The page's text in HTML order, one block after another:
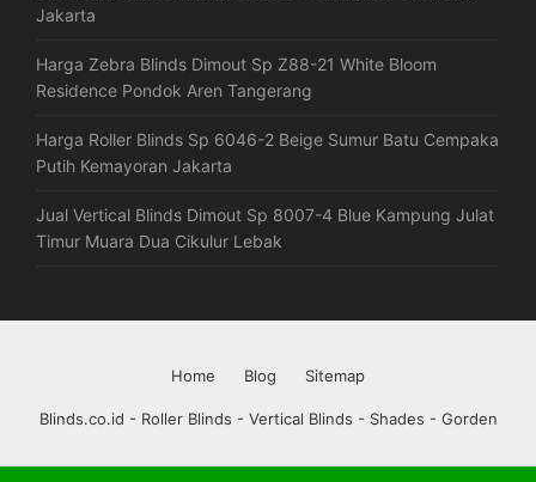
Jakarta
Harga Zebra Blinds Dimout Sp Z88-21 White Bloom
Residence Pondok Aren Tangerang
Harga Roller Blinds Sp 6046-2 Beige Sumur Batu Cempaka
Putih Kemayoran Jakarta
Jual Vertical Blinds Dimout Sp 8007-4 Blue Kampung Julat
Timur Muara Dua Cikulur Lebak
Home Blog Sitemap
Blinds.co.id - Roller Blinds - Vertical Blinds - Shades - Gorden